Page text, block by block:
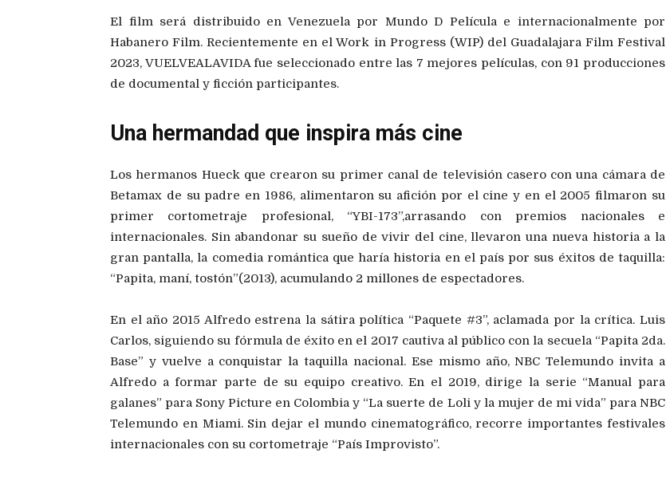
El film será distribuido en Venezuela por Mundo D Película e internacionalmente por
Habanero Film. Recientemente en el Work in Progress (WIP) del Guadalajara Film Festival
2023, VUELVEALAVIDA fue seleccionado entre las 7 mejores películas, con 91 producciones
de documental y ficción participantes.
Una hermandad que inspira más cine
Los hermanos Hueck que crearon su primer canal de televisión casero con una cámara de
Betamax de su padre en 1986, alimentaron su afición por el cine y en el 2005 filmaron su
primer cortometraje profesional, “YBI-173”,arrasando con premios nacionales e
internacionales. Sin abandonar su sueño de vivir del cine, llevaron una nueva historia a la
gran pantalla, la comedia romántica que haría historia en el país por sus éxitos de taquilla:
“Papita, maní, tostón”(2013), acumulando 2 millones de espectadores.
En el año 2015 Alfredo estrena la sátira política “Paquete #3”, aclamada por la crítica. Luis
Carlos, siguiendo su fórmula de éxito en el 2017 cautiva al público con la secuela “Papita 2da.
Base” y vuelve a conquistar la taquilla nacional. Ese mismo año, NBC Telemundo invita a
Alfredo a formar parte de su equipo creativo. En el 2019, dirige la serie “Manual para
galanes” para Sony Picture en Colombia y “La suerte de Loli y la mujer de mi vida” para NBC
Telemundo en Miami. Sin dejar el mundo cinematográfico, recorre importantes festivales
internacionales con su cortometraje “País Improvisto”.